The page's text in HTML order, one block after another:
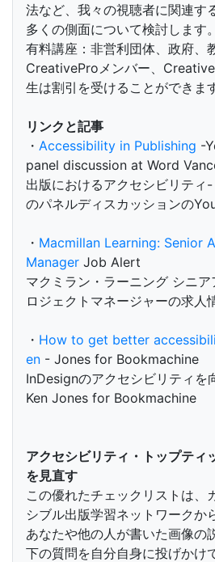
法など、我々の視聴者に関連す
多くの側面について検討します。
有料講座：非営利団体、政府、
CreativeProメンバー、
生は割引を受けることができま
リンクと記事
・ Accessibility in Publishing -
panel discussion at Word
出版におけるアクセシビリテ
のパネルディスカッションの
・ Macmillan Learning: Senior
Manager Job Alert
マクミラン・ラーニング シニ
ロジェクトマネージャーの求人
・ How to get better
en - Jones for Bookmachine
InDesignのアクセシビリティ
Ken Jones for Bookmachine
アクセシビリティ・トップティ
を見直す
この優れたチェックリストは、
シブル出版学習ネットワークか
あなたや他の人が書いた画像の
下の質問を自分自身に投げかけ